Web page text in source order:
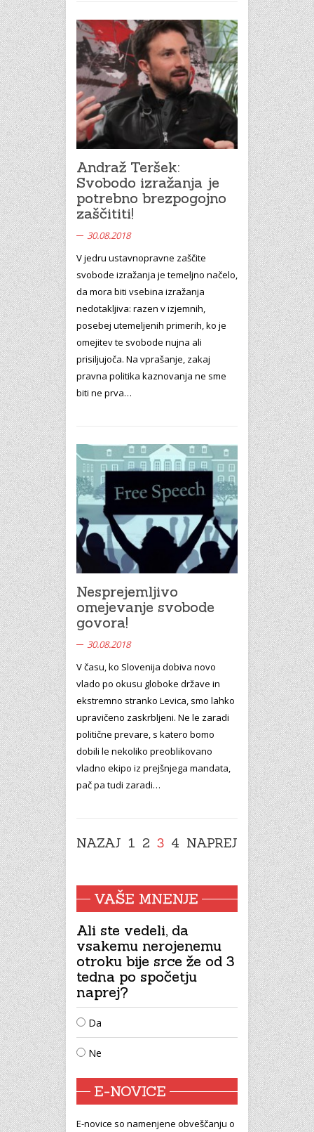
Andraž Teršek:
Svobodo izražanja je
potrebno brezpogojno
zaščititi!
30.08.2018
V jedru ustavnopravne zaščite
svobode izražanja je temeljno načelo,
da mora biti vsebina izražanja
nedotakljiva: razen v izjemnih,
posebej utemeljenih primerih, ko je
omejitev te svobode nujna ali
prisiljujoča. Na vprašanje, zakaj
pravna politika kaznovanja ne sme
biti ne prva…
Nesprejemljivo
omejevanje svobode
govora!
30.08.2018
V času, ko Slovenija dobiva novo
vlado po okusu globoke države in
ekstremno stranko Levica, smo lahko
upravičeno zaskrbljeni. Ne le zaradi
politične prevare, s katero bomo
dobili le nekoliko preoblikovano
vladno ekipo iz prejšnjega mandata,
pač pa tudi zaradi…
NAZAJ 1 2 3 4 NAPREJ
VAŠE MNENJE
Ali ste vedeli, da
vsakemu nerojenemu
otroku bije srce že od 3
tedna po spočetju
naprej?
Da
Ne
E-NOVICE
E-novice so namenjene obveščanju o